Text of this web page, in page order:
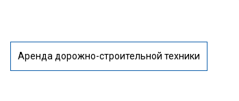
Аренда дорожно-строительной техники